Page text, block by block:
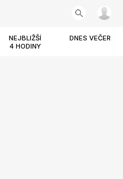
NEJBLIŽŠÍ
4 HODINY
DNES VEČER